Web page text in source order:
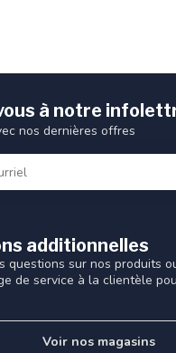
additionnelles
questions sur nos produits
de service à la clientèle
Voir nos magasins
à notre
nos dernières offres